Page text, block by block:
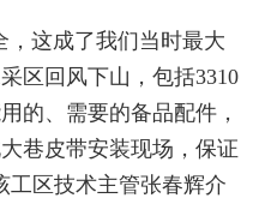
，这成了我们当时最大
区回风下山，包括3310
的、需要的备品配件，
巷皮带安装现场，保证
工区技术主管张春辉介